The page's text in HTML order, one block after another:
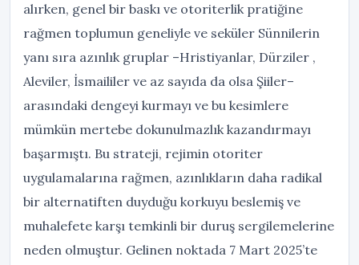
alırken, genel bir baskı ve otoriterlik pratiğine
rağmen toplumun geneliyle ve seküler Sünnilerin
yanı sıra azınlık gruplar –Hristiyanlar, Dürziler ,
Aleviler, İsmaililer ve az sayıda da olsa Şiiler–
arasındaki dengeyi kurmayı ve bu kesimlere
mümkün mertebe dokunulmazlık kazandırmayı
başarmıştı. Bu strateji, rejimin otoriter
uygulamalarına rağmen, azınlıkların daha radikal
bir alternatiften duyduğu korkuyu beslemiş ve
muhalefete karşı temkinli bir duruş sergilemelerine
neden olmuştur. Gelinen noktada 7 Mart 2025’te